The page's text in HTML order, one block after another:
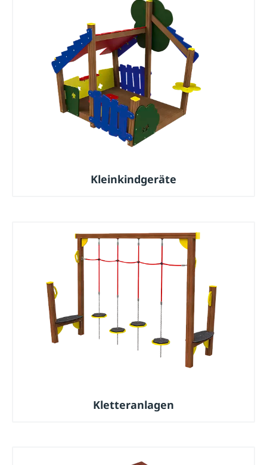
Kleinkindgeräte
Kletteranlagen